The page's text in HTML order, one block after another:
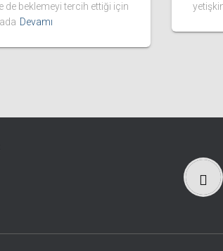
de beklemeyi tercih ettiği için
Devamı